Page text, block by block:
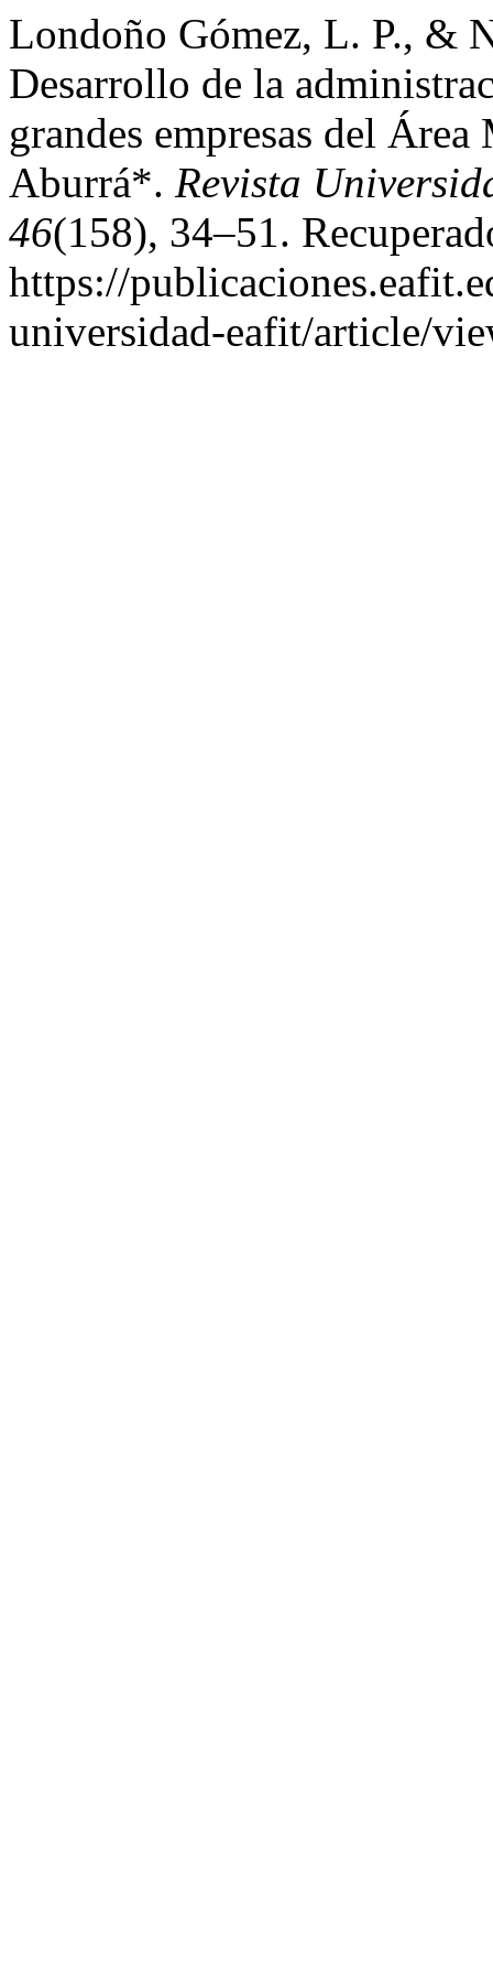
Londoño Gómez, L. P., &
Desarrollo de la
grandes empresas del
Aburrá*. Revista
46(158), 34–51.
https://
universidad-eafit/article/